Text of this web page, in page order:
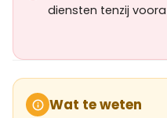
diensten tenzij
Wat te weten